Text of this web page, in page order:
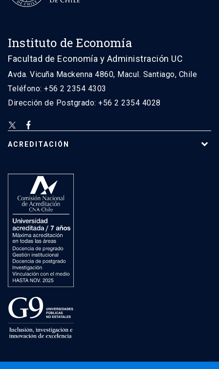
Instituto de Economía
Facultad de Economía y Administración UC
Avda. Vicuña Mackenna 4860, Macul. Santiago, Chile
Teléfono: +56 2 2354 4303
Dirección de Postgrado: +56 2 2354 4028
ACREDITACIÓN